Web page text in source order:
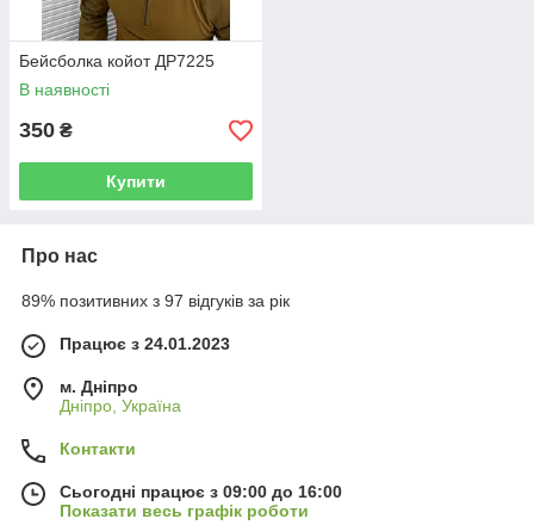
Бейсболка койот ДР7225
В наявності
350 ₴
Купити
Про нас
89% позитивних з 97 відгуків за рік
Працює з 24.01.2023
м. Дніпро
Дніпро, Україна
Контакти
Сьогодні працює з 09:00 до 16:00
Показати весь графік роботи